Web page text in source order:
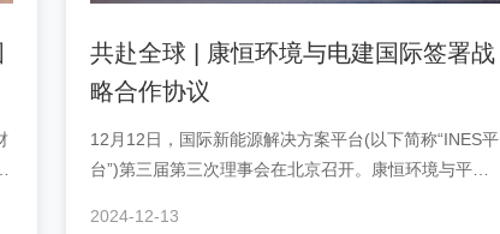
共赴全球 | 康恒环境与电建国际签署战
略合作协议
12月12日，国际新能源解决方案平台(以下简称“INES平
台”)第三届第三次理事会在北京召开。康恒环境与平台
2024-12-13